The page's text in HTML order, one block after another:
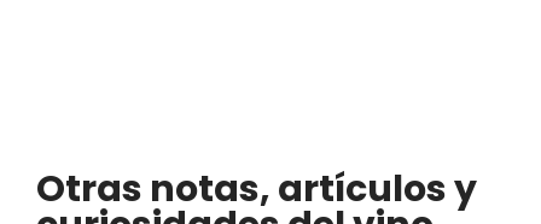
Otras notas, artículos y